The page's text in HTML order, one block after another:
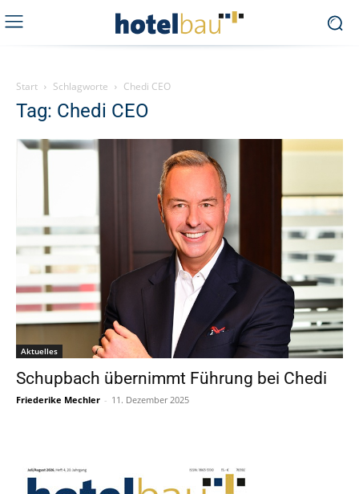
Start Schlagworte Chedi CEO
Tag: Chedi CEO
Aktuelles
Schupbach übernimmt Führung bei Chedi
Friederike Mechler - 11. Dezember 2025